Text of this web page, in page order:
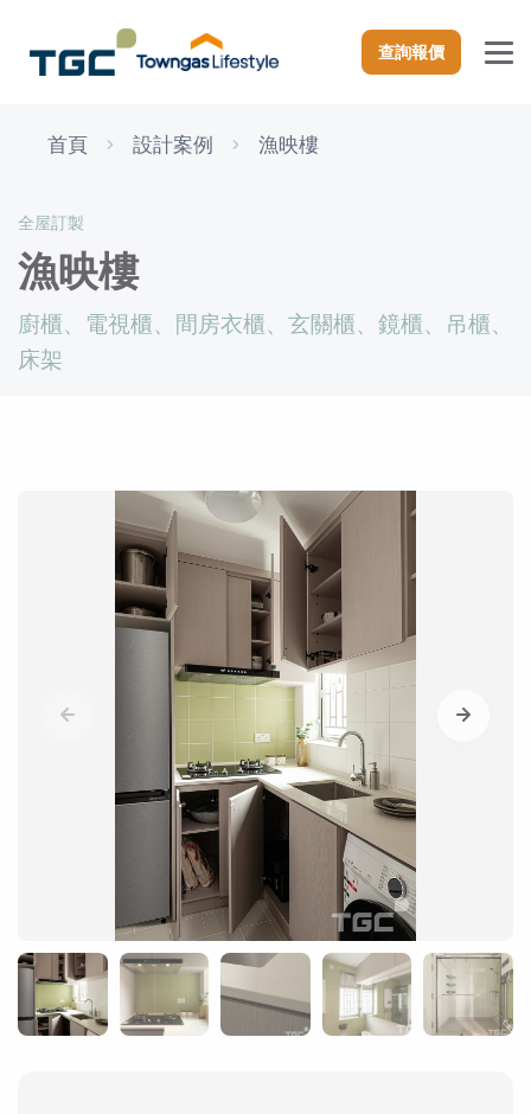
查詢報價
首頁 設計案例 漁映樓
全屋訂製
漁映樓
廚櫃、電視櫃、間房衣櫃、玄關櫃、鏡櫃、吊櫃、
床架